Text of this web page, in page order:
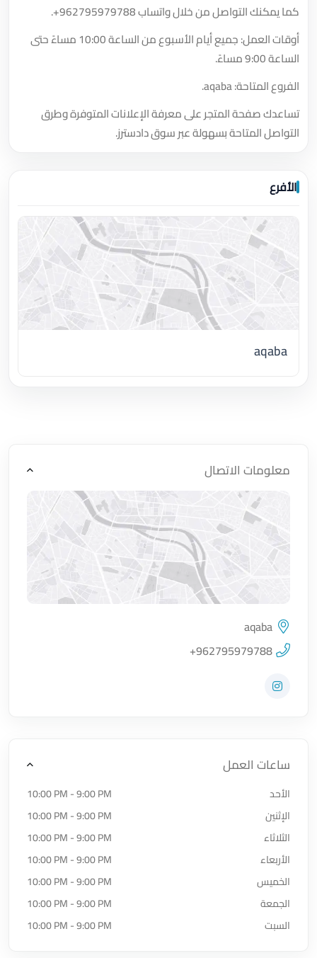
كما يمكنك التواصل من خلال واتساب+962795979788
.
أوقات العمل: جميع أيام الأسبوع من الساعة 10:00 مساءً حتى
الساعة 9:00 مساءً.
الفروع المتاحة: aqaba.
تساعدك صفحة المتجر على معرفة الإعلانات المتوفرة وطرق
التواصل المتاحة بسهولة عبر سوق دادسترز.
الأفرع
aqaba
معلومات الاتصال
اضغط لتحميل الموقع
aqaba
+962795979788
زيارة حساب المتجر على Instagram
ساعات العمل
الأحد
10:00 PM - 9:00 PM
الإثنين
10:00 PM - 9:00 PM
الثلاثاء
10:00 PM - 9:00 PM
الأربعاء
10:00 PM - 9:00 PM
الخميس
10:00 PM - 9:00 PM
الجمعة
10:00 PM - 9:00 PM
السبت
10:00 PM - 9:00 PM